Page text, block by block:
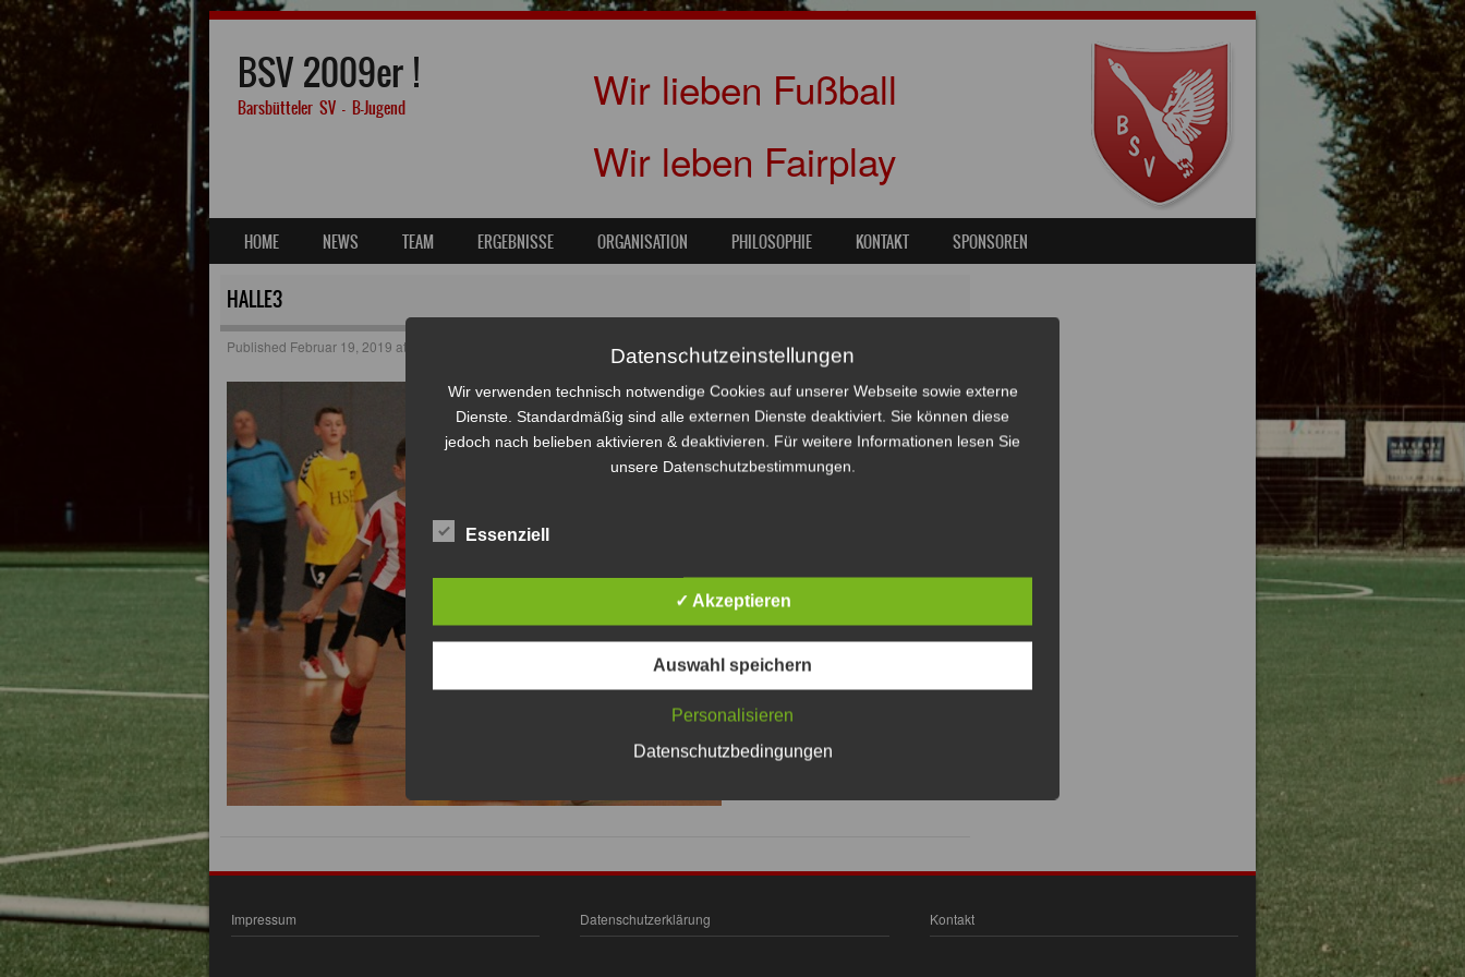
BSV 2009er !
Barsbütteler SV – B-Jugend
Wir lieben Fußball
Wir leben Fairplay
MENU
SKIP TO CONTENT
HOME NEWS TEAM ERGEBNISSE ORGANISATION PHILOSOPHIE KONTAKT SPONSOREN
HALLE3
Published Februar 19, 2019 at
Impressum Datenschutzerklärung Kontakt
Datenschutzeinstellungen
Wir verwenden technisch notwendige Cookies auf unserer Webseite sowie externe
Dienste. Standardmäßig sind alle externen Dienste deaktiviert. Sie können diese
jedoch nach belieben aktivieren & deaktivieren. Für weitere Informationen lesen Sie
unsere Datenschutzbestimmungen.
Essenziell
✓ Akzeptieren
Auswahl speichern
Personalisieren
Datenschutzbedingungen